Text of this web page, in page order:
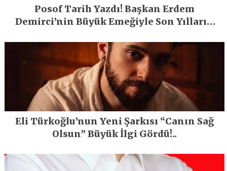
Posof Tarih Yazdı! Başkan Erdem
Demirci’nin Büyük Emeğiyle Son Yılların
Eli Türkoğlu’nun Yeni Şarkısı “Canın Sağ
Olsun” Büyük İlgi Gördü!..